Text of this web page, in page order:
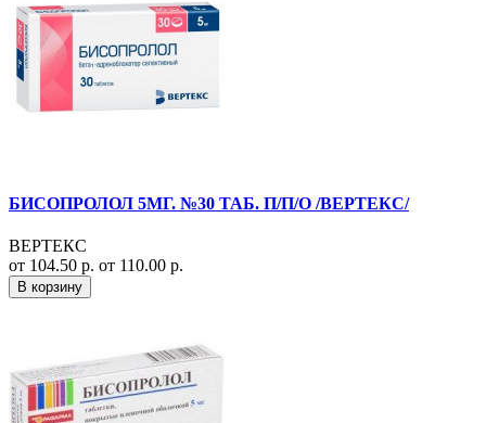
БИСОПРОЛОЛ 5МГ. №30 ТАБ. П/П/О /ВЕРТЕКС/
ВЕРТЕКС
от 104.50 р. от 110.00 р.
В корзину